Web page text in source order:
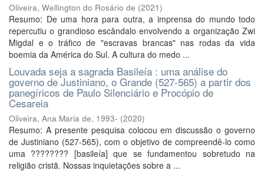
Oliveira, Wellington do Rosário de (2021)
Resumo: De uma hora para outra, a imprensa do mundo todo
repercutiu o grandioso escândalo envolvendo a organização Zwi
Migdal e o tráfico de "escravas brancas" nas rodas da vida
boemia da América do Sul. A cultura do medo ...
Louvada seja a sagrada Basileía : uma análise do
governo de Justiniano, o Grande (527-565) a partir dos
panegíricos de Paulo Silenciário e Procópio de
Cesareia
Oliveira, Ana Maria de, 1993- (2020)
Resumo: A presente pesquisa colocou em discussão o governo
de Justiniano (527-565), com o objetivo de compreendê-lo como
uma ???????? [basileía] que se fundamentou sobretudo na
religião cristã. Nossas inquietações sobre a ...